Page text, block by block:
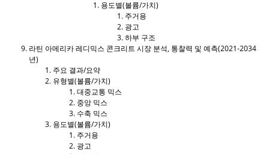
용도별(볼륨/가치)
주거용
광고
하부 구조
라틴 아메리카 레디믹스 콘크리트 시장 분석, 통찰력 및 예측(2021-2034
년)
주요 결과/요약
유형별(볼륨/가치)
대중교통 믹스
중앙 믹스
수축 믹스
용도별(볼륨/가치)
주거용
광고